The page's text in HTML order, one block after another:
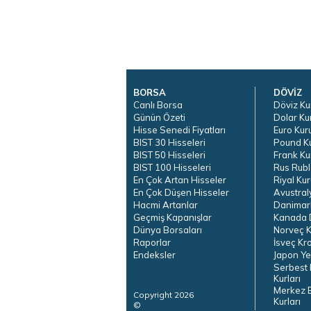
BORSA
Canlı Borsa
Günün Özeti
Hisse Senedi Fiyatları
BIST 30 Hisseleri
BIST 50 Hisseleri
BIST 100 Hisseleri
En Çok Artan Hisseler
En Çok Düşen Hisseler
Hacmi Artanlar
Geçmiş Kapanışlar
Dünya Borsaları
Raporlar
Endeksler
Copyright 2026
©
DÖVİZ
Döviz
Dolar
Euro
Pound
Frank
Rus
Riyal
Kanada
Norveç
İsveç
Japon
Serbest
Kurları
Merkez
Kurları